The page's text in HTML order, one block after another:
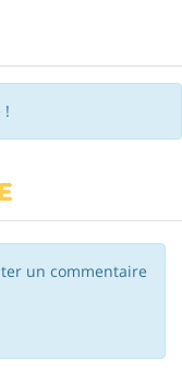
!
un commentaire